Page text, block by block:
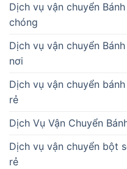
Dịch vụ vận chuyển
chóng
Dịch vụ vận chuyển
nơi
Dịch vụ vận chuyển
rẻ
Dịch Vụ Vận Chuyển
Dịch vụ vận chuyển bột
rẻ